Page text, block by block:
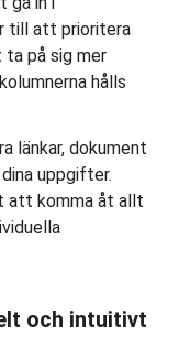
till att prioritera
på sig mer
hålls
länkar, dokument
uppgifter.
att komma åt allt
och intuitivt